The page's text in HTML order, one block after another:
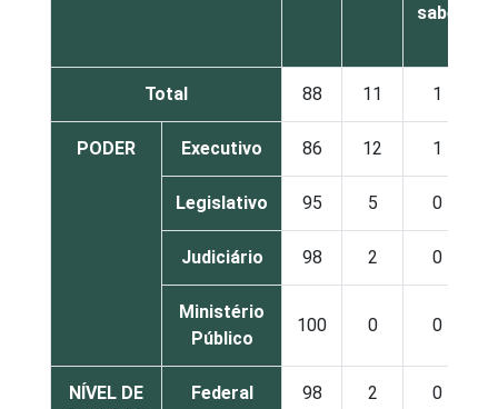
sabe
Total 88 11 1
PODER Executivo 86 12 1
Legislativo 95 5 0
Judiciário 98 2 0
Ministério
Público
100 0 0
NÍVEL DE
Federal 98 2 0